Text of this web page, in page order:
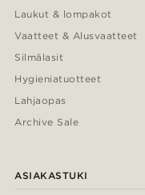
Laukut & lompakot
Vaatteet & Alusvaatteet
Silmälasit
Hygieniatuotteet
Lahjaopas
Archive Sale
ASIAKASTUKI